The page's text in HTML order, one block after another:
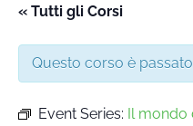
« Tutti gli Corsi
Questo corso è
Event Series: Il mondo